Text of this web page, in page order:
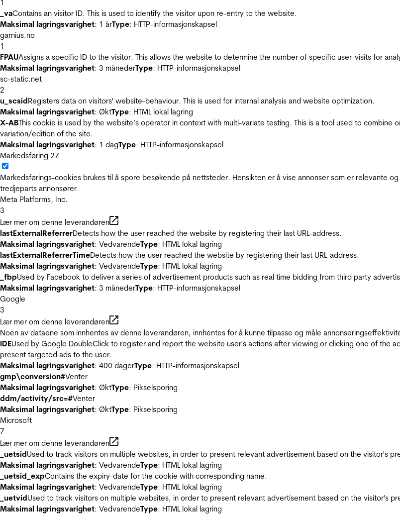
1
_vaContains an visitor ID. This is used to identify the visitor upon re-entry to the website.
Maksimal lagringsvarighet: 1 årType: HTTP-informasjonskapsel
garnius.no
1
FPAUAssigns a specific ID to the visitor. This allows the website to determine the number of specific user-visits for
Maksimal lagringsvarighet: 3 månederType: HTTP-informasjonskapsel
sc-static.net
2
u_scsidRegisters data on visitors' website-behaviour. This is used for internal analysis and website optimization.
Maksimal lagringsvarighet: ØktType: HTML lokal lagring
X-ABThis cookie is used by the website’s operator in context with multi-variate testing. This is a tool used to
variation/edition of the site.
Maksimal lagringsvarighet: 1 dagType: HTTP-informasjonskapsel
Markedsføring 27
Markedsførings-cookies brukes til å spore besøkende på nettsteder. Hensikten er å vise annonser som er relevante
tredjeparts annonsører.
Meta Platforms, Inc.
3
Lær mer om denne leverandøren
lastExternalReferrerDetects how the user reached the website by registering their last URL-address.
Maksimal lagringsvarighet: VedvarendeType: HTML lokal lagring
lastExternalReferrerTimeDetects how the user reached the website by registering their last URL-address.
Maksimal lagringsvarighet: VedvarendeType: HTML lokal lagring
_fbpUsed by Facebook to deliver a series of advertisement products such as real time bidding from third party
Maksimal lagringsvarighet: 3 månederType: HTTP-informasjonskapsel
Google
3
Lær mer om denne leverandøren
Noen av dataene som innhentes av denne leverandøren, innhentes for å kunne tilpasse og måle
IDEUsed by Google DoubleClick to register and report the website user's actions after viewing or clicking one of the
present targeted ads to the user.
Maksimal lagringsvarighet: 400 dagerType: HTTP-informasjonskapsel
gmp\conversion#Venter
Maksimal lagringsvarighet: ØktType: Pikselsporing
ddm/activity/src=#Venter
Maksimal lagringsvarighet: ØktType: Pikselsporing
Microsoft
7
Lær mer om denne leverandøren
_uetsidUsed to track visitors on multiple websites, in order to present relevant advertisement based on the visitor's
Maksimal lagringsvarighet: VedvarendeType: HTML lokal lagring
_uetsid_expContains the expiry-date for the cookie with corresponding name.
Maksimal lagringsvarighet: VedvarendeType: HTML lokal lagring
_uetvidUsed to track visitors on multiple websites, in order to present relevant advertisement based on the visitor's
Maksimal lagringsvarighet: VedvarendeType: HTML lokal lagring